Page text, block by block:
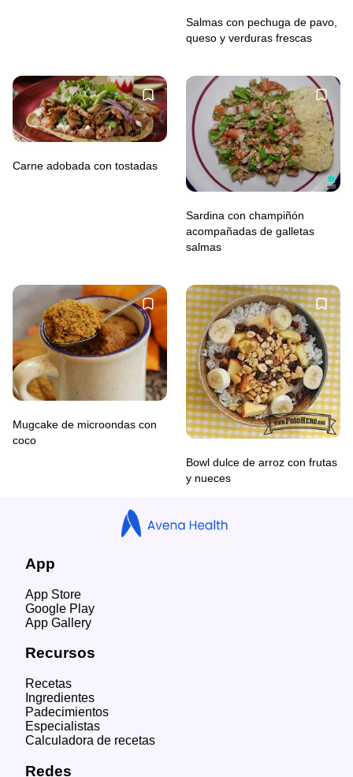
Salmas con pechuga de pavo,
queso y verduras frescas
Carne adobada con tostadas
Sardina con champiñón
acompañadas de galletas
salmas
Mugcake de microondas con
coco
Bowl dulce de arroz con frutas
y nueces
App
App Store
Google Play
App Gallery
Recursos
Recetas
Ingredientes
Padecimientos
Especialistas
Calculadora de recetas
Redes